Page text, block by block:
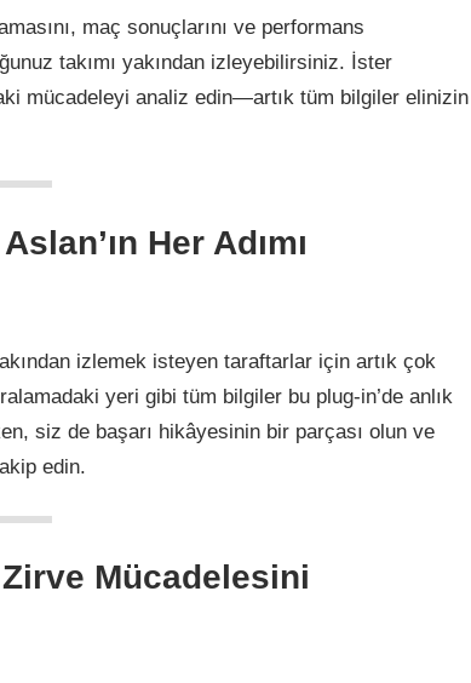
maç sonuçlarını ve performans
takımı yakından izleyebilirsiniz. İster
mücadeleyi analiz edin—artık tüm bilgiler elinizin
Her Adımı
izlemek isteyen taraftarlar için artık çok
yeri gibi tüm bilgiler bu plug-in’de anlık
siz de başarı hikâyesinin bir parçası olun ve
edin.
Mücadelesini